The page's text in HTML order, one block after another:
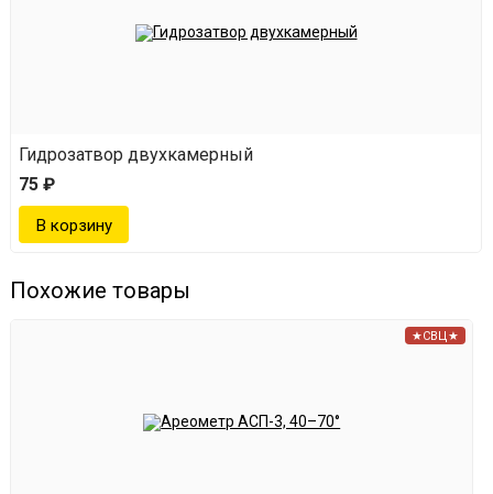
Гидрозатвор двухкамерный
75 ₽
Похожие товары
★СВЦ★